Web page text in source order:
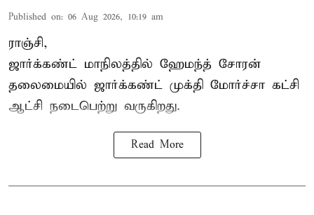
Published on: 06 Aug 2026, 10:19 am
ராஞ்சி,
ஜார்க்கண்ட் மாநிலத்தில் ஹேமந்த் சோரன்
தலைமையில் ஜார்க்கண்ட் முக்தி மோர்ச்சா கட்சி
ஆட்சி நடைபெற்று வருகிறது.
Read More